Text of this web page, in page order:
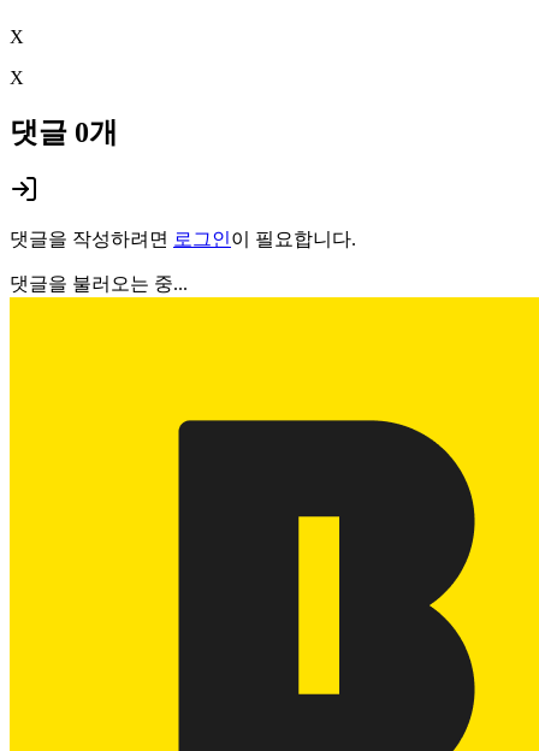
X
X
댓글 0개
댓글을 작성하려면 로그인이 필요합니다.
댓글을 불러오는 중...